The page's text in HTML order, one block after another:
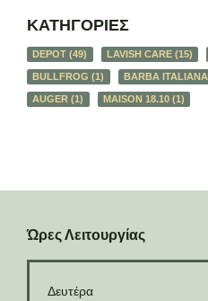
ΚΑΤΗΓΟΡΙΕΣ
DEPOT(49) LAVISH CARE (15)
BULLFROG(1) BARBA ITALIANA
AUGER(1) MAISON 18.10 (1)
Ώρες Λειτουργίας
Δευτέρα